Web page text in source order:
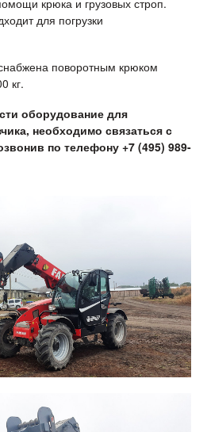
для погрузки
поворотным крюком
кг.
оборудование для
необходимо связаться с
по телефону +7 (495) 989-